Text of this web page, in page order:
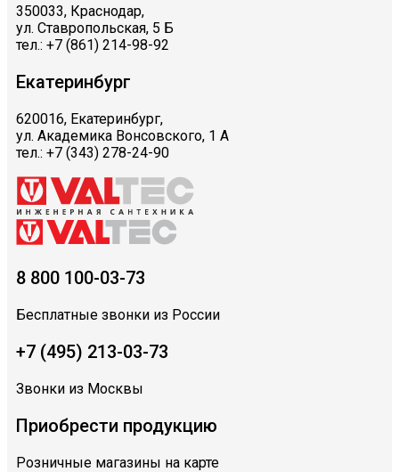
350033, Краснодар,
ул. Ставропольская, 5 Б
тел.: +7 (861) 214-98-92
Екатеринбург
620016, Екатеринбург,
ул. Академика Вонсовского, 1 А
тел.: +7 (343) 278-24-90
8 800 100-03-73
Бесплатные звонки из России
+7 (495) 213-03-73
Звонки из Москвы
Приобрести продукцию
Розничные магазины на карте